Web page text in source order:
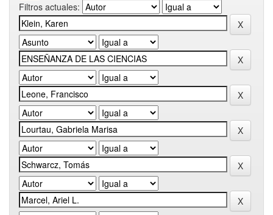
Filtros actuales: